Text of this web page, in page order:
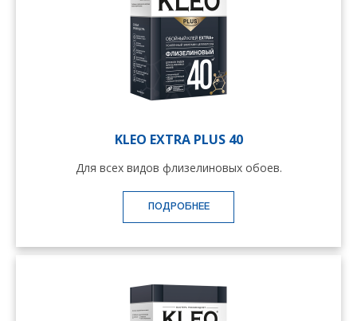
KLEO EXTRA PLUS 40
Для всех видов флизелиновых обоев.
ПОДРОБНЕЕ